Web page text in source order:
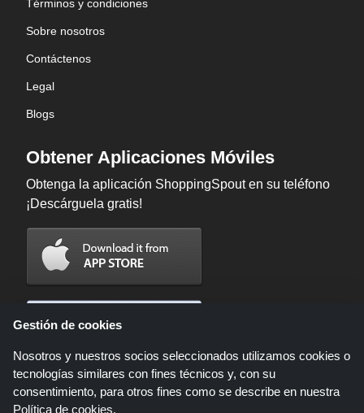
Términos y condiciones
Sobre nosotros
Contáctenos
Legal
Blogs
Obtener Aplicaciones Móviles
Obtenga la aplicación ShoppingSpout en su teléfono
¡Descárguela gratis!
Gestión de cookies
Nosotros y nuestros socios seleccionados utilizamos cookies o
tecnologías similares con fines técnicos y, con su
consentimiento, para otros fines como se describe en nuestra
Política de cookies.